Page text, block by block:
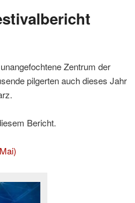
Zentrum der
pilgerten auch dieses Jahr
Bericht.